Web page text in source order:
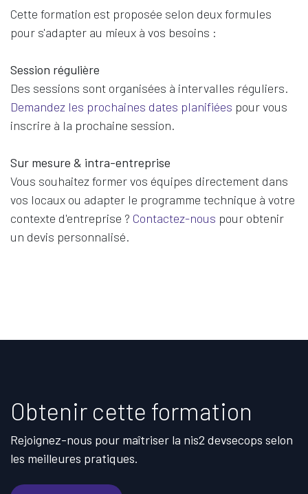
Cette formation est proposée selon deux formules
pour s'adapter au mieux à vos besoins :
Session régulière
Des sessions sont organisées à intervalles réguliers.
Demandez les prochaines dates planifiées pour vous
inscrire à la prochaine session.
Sur mesure & intra-entreprise
Vous souhaitez former vos équipes directement dans
vos locaux ou adapter le programme technique à votre
contexte d'entreprise ? Contactez-nous pour obtenir
un devis personnalisé.
Obtenir cette formation
Rejoignez-nous pour maîtriser la nis2 devsecops selon
les meilleures pratiques.